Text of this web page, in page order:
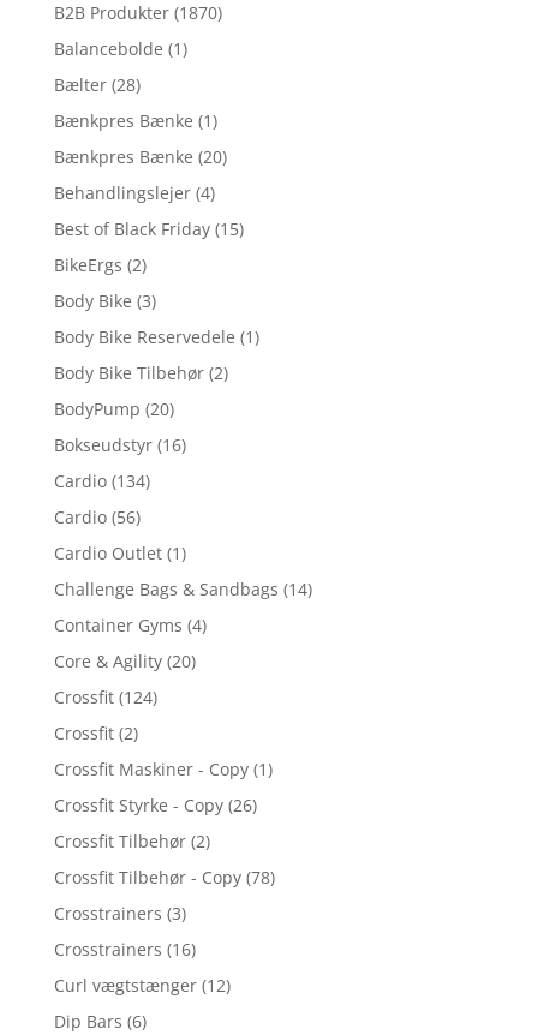
B2B Produkter (1870)
Balancebolde (1)
Bælter (28)
Bænkpres Bænke (1)
Bænkpres Bænke (20)
Behandlingslejer (4)
Best of Black Friday (15)
BikeErgs (2)
Body Bike (3)
Body Bike Reservedele (1)
Body Bike Tilbehør (2)
BodyPump (20)
Bokseudstyr (16)
Cardio (134)
Cardio (56)
Cardio Outlet (1)
Challenge Bags & Sandbags (14)
Container Gyms (4)
Core & Agility (20)
Crossfit (124)
Crossfit (2)
Crossfit Maskiner - Copy (1)
Crossfit Styrke - Copy (26)
Crossfit Tilbehør (2)
Crossfit Tilbehør - Copy (78)
Crosstrainers (3)
Crosstrainers (16)
Curl vægtstænger (12)
Dip Bars (6)